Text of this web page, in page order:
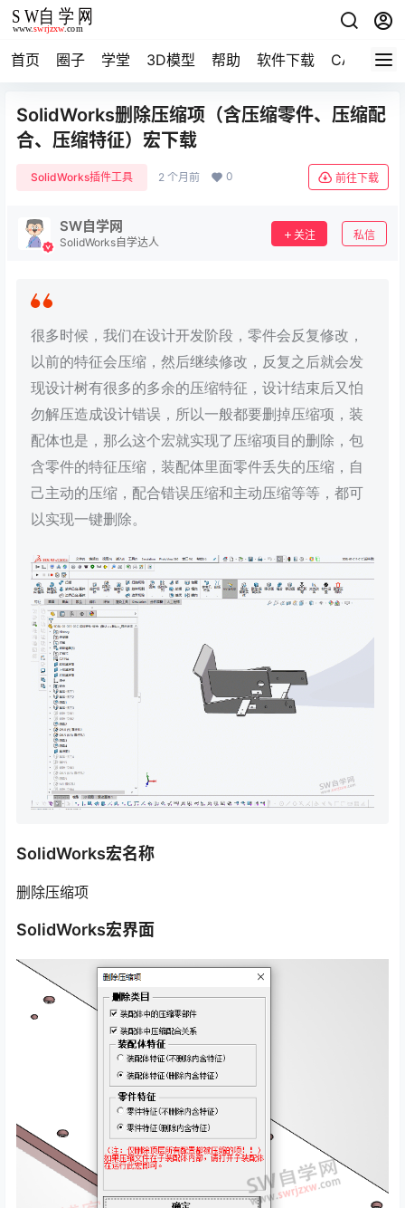
首页 圈子 学堂 3D模型 帮助 软件下载 CAD资料
SolidWorks删除压缩项（含压缩零件、压缩配
合、压缩特征）宏下载
SolidWorks插件工具 2 个月前 0 前往下载
SW自学网
SolidWorks自学达人
关注 私信
很多时候，我们在设计开发阶段，零件会反复修改，
以前的特征会压缩，然后继续修改，反复之后就会发
现设计树有很多的多余的压缩特征，设计结束后又怕
勿解压造成设计错误，所以一般都要删掉压缩项，装
配体也是，那么这个宏就实现了压缩项目的删除，包
含零件的特征压缩，装配体里面零件丢失的压缩，自
己主动的压缩，配合错误压缩和主动压缩等等，都可
以实现一键删除。
SolidWorks宏名称
删除压缩项
SolidWorks宏界面